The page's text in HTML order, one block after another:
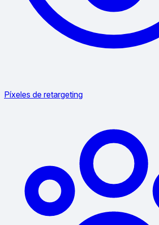
Píxeles de retargeting